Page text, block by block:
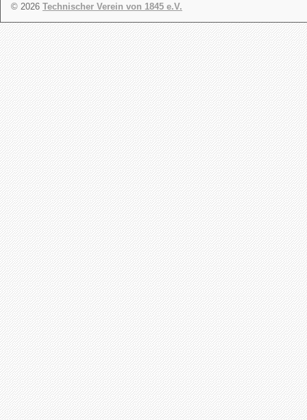
© 2026 Technischer Verein von 1845 e.V.